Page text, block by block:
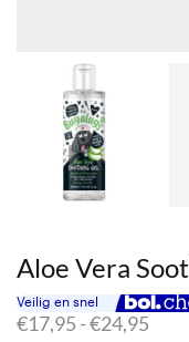
Aloe Vera
€17,95 -€24,95